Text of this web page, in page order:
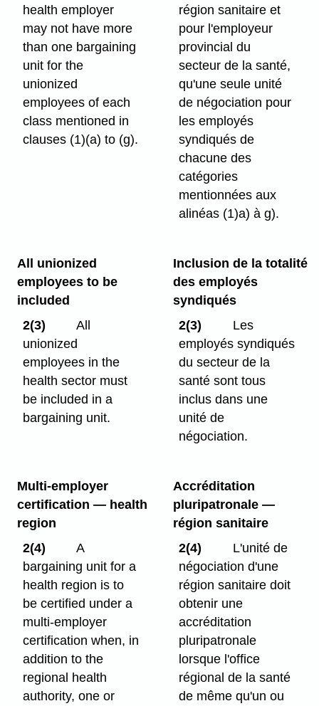
health employer
may not have more
than one bargaining
unit for the
unionized
employees of each
class mentioned in
clauses (1)⁠(a) to (g).
région sanitaire et
pour l'employeur
provincial du
secteur de la santé,
qu'une seule unité
de négociation pour
les employés
syndiqués de
chacune des
catégories
mentionnées aux
alinéas (1)a) à g).
All unionized
employees to be
included
2(3)
All
unionized
employees in the
health sector must
be included in a
bargaining unit.
Inclusion de la totalité
des employés
syndiqués
2(3)
Les
employés syndiqués
du secteur de la
santé sont tous
inclus dans une
unité de
négociation.
Multi-employer
certification — health
region
2(4)
A
bargaining unit for a
health region is to
be certified under a
multi-employer
certification when, in
addition to the
regional health
authority, one or
Accréditation
pluripatronale —
région sanitaire
2(4)
L'unité de
négociation d'une
région sanitaire doit
obtenir une
accréditation
pluripatronale
lorsque l'office
régional de la santé
de même qu'un ou